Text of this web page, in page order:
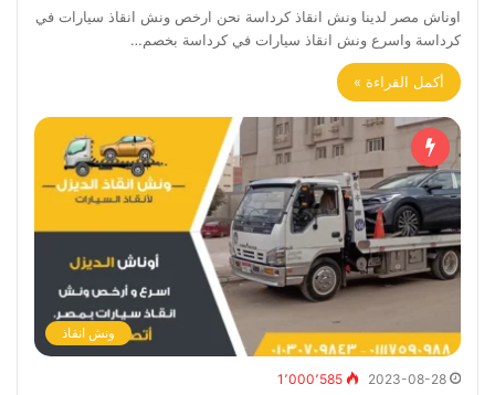
اوناش مصر لدينا ونش انقاذ كرداسة نحن ارخص ونش انقاذ سيارات في
كرداسة واسرع ونش انقاذ سيارات في كرداسة بخصم…
أكمل القراءة »
ونش انقاذ
2023-08-28 1٬000٬585